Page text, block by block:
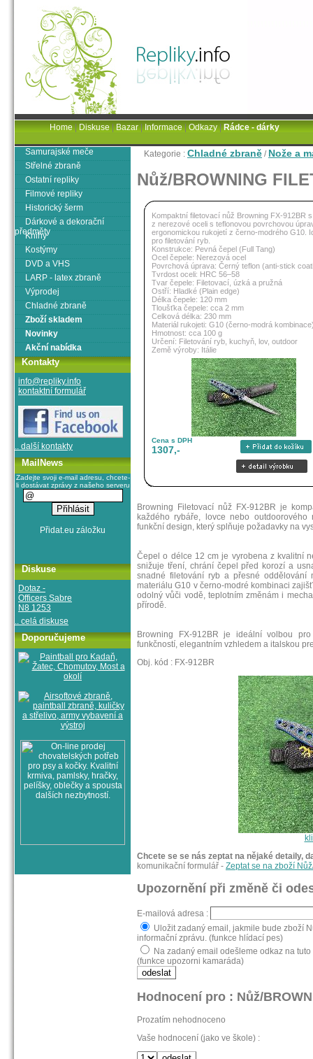
Kategorie : Chladné zbraně / Nože a
Nůž/BROWNING
Kompaktní filetovací nůž Browning FX-912BR
z nerezové oceli s teflonovou povrchovou
ergonomickou rukojetí z černo-modrého G10.
pro filetování ryb.
Konstrukce: Pevná čepel (Full Tang)
Ocel čepele: Nerezová ocel
Povrchová úprava: Černý teflon (anti-stick
Tvrdost oceli: HRC 56–58
Tvar čepele: Filetovací, úzká a pružná
Ostří: Hladké (Plain edge)
Délka čepele: 120 mm
Tloušťka čepele: cca 2 mm
Celková délka: 230 mm
Materiál rukojeti: G10 (černo-modrá
Hmotnost: cca 100 g
Určení: Filetování ryb, kuchyň, lov, outdoor
Země výroby: Itálie
Cena s DPH
1307,-
Browning Filetovací nůž FX-912BR je
každého rybáře, lovce nebo
funkční design, který splňuje požadavky na
Čepel o délce 12 cm je vyrobena z kvalitní
snižuje tření, chrání čepel před korozí a
snadné filetování ryb a přesné
materiálu G10 v černo-modré kombinaci
odolný vůči vodě, teplotním změnám i
přírodě.
Browning FX-912BR je ideální volbou
funkčností, elegantním vzhledem a italskou
Obj. kód : FX-912BR
Chcete se se nás zeptat na nějaké detaily,
komunikační formulář - Zeptat se na zboží
Upozornění při změně či
E-mailová adresa :
Uložit zadaný email, jakmile bude zboží
informační zprávu. (funkce hlídací pes)
Na zadaný email odešleme odkaz na
(funkce upozorni kamaráda)
Hodnocení pro : Nůž/
Prozatím nehodnoceno
Vaše hodnocení (jako ve škole) :
Samurajské meče
Střelné zbraně
Ostatní repliky
Filmové repliky
Historický šerm
Dárkové a dekorační
předměty
Knihy
Kostýmy
DVD a VHS
LARP - latex zbraně
Výprodej
Chladné zbraně
Zboží skladem
Novinky
Akční nabídka
Kontakty
info@repliky.info
kontaktní formulář
.. další kontakty
MailNews
Zadejte svoji e-mail adresu, chcete-
li dostávat zprávy z našeho serveru
Diskuse
Dotaz -
Officers Sabre
N8 1253
.. celá diskuse
Doporučujeme
Home|Diskuse|Bazar|Informace|Odkazy|Rádce - dárky